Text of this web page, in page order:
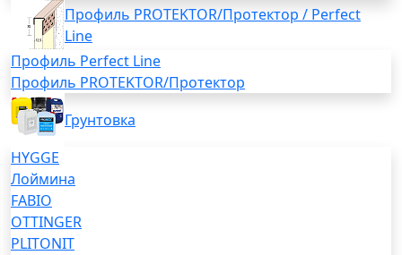
Профиль PROTEKTOR/Протектор / Perfect
Line
Профиль Perfect Line
Профиль PROTEKTOR/Протектор
Грунтовка
HYGGE
Лоймина
FABIO
OTTINGER
PLITONIT